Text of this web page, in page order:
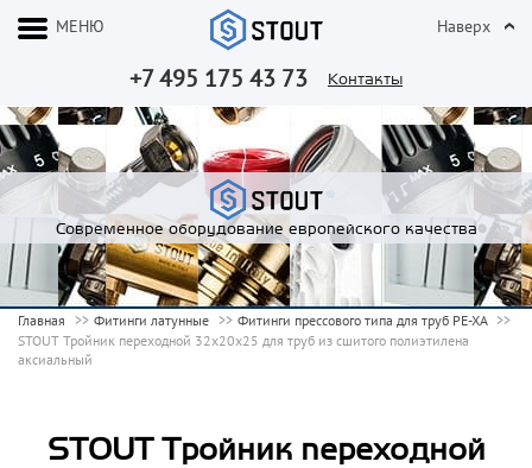
+7 495 175 43 73 Контакты
МЕНЮ Наверх
Современное оборудование европейского качества
Главная Фитинги латунные
Фитинги прессового типа для труб PE-XA
STOUT Тройник переходной 32x20x25 для труб из сшитого полиэтилена
аксиальный
STOUT Тройник переходной